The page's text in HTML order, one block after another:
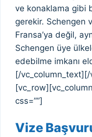
ve konaklama gibi
gerekir. Schengen
Fransa’ya değil,
Schengen üye
edebilme imkanı
[/
css=””]
Vize